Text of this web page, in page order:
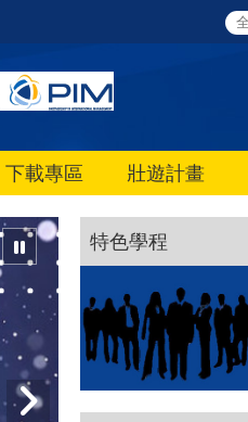
下載專區 壯遊計畫
特色學程